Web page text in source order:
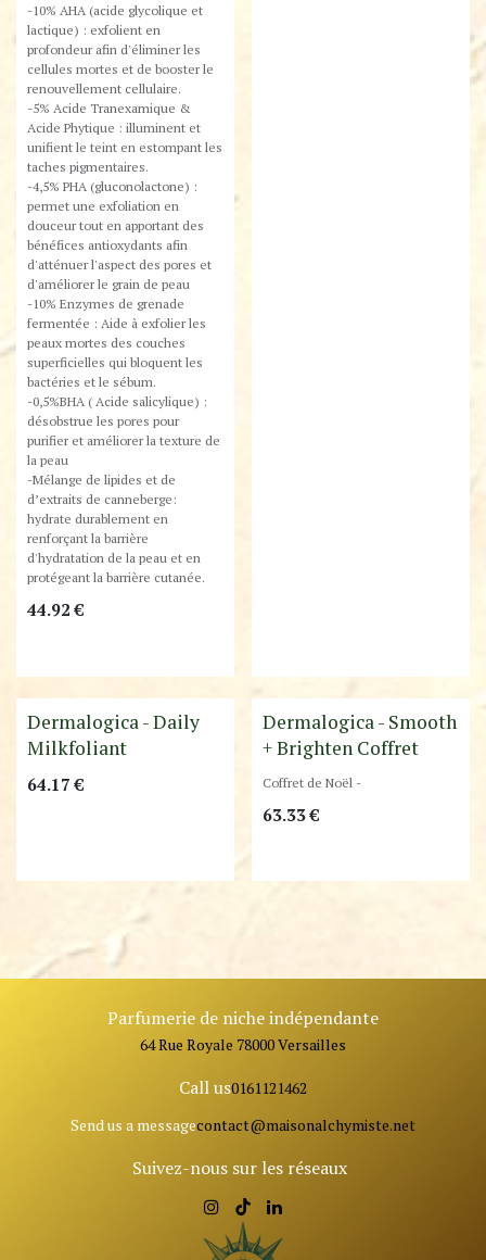
-10% AHA (acide glycolique et
lactique) : exfolient en
profondeur afin d'éliminer les
cellules mortes et de booster le
renouvellement cellulaire.
-5% Acide Tranexamique &
Acide Phytique : illuminent et
unifient le teint en estompant les
taches pigmentaires.
-4,5% PHA (gluconolactone) :
permet une exfoliation en
douceur tout en apportant des
bénéfices antioxydants afin
d'atténuer l'aspect des pores et
d'améliorer le grain de peau
-10% Enzymes de grenade
fermentée : Aide à exfolier les
peaux mortes des couches
superficielles qui bloquent les
bactéries et le sébum.
-0,5%BHA ( Acide salicylique) :
désobstrue les pores pour
purifier et améliorer la texture de
la peau
-Mélange de lipides et de
d’extraits de canneberge:
hydrate durablement en
renforçant la barrière
d'hydratation de la peau et en
protégeant la barrière cutanée.
44.92 €
Best-Seller !
Dermalogica - Daily
Milkfoliant
64.17 €
Dermalogica - Smooth
+ Brighten Coffret
Coffret de Noël -
63.33€
Parfumerie de niche indépendante
64 Rue Royale 78000 Versailles
Call us0161121462
Send us a messagecontact@maisonalchymiste.net
Suivez-nous sur les réseaux